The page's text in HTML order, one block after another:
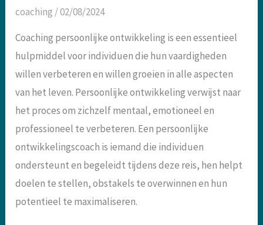
coaching /02/08/2024
Coaching persoonlijke ontwikkeling is een essentieel
hulpmiddel voor individuen die hun vaardigheden
willen verbeteren en willen groeien in alle aspecten
van het leven. Persoonlijke ontwikkeling verwijst naar
het proces om zichzelf mentaal, emotioneel en
professioneel te verbeteren. Een persoonlijke
ontwikkelingscoach is iemand die individuen
ondersteunt en begeleidt tijdens deze reis, hen helpt
doelen te stellen, obstakels te overwinnen en hun
potentieel te maximaliseren.